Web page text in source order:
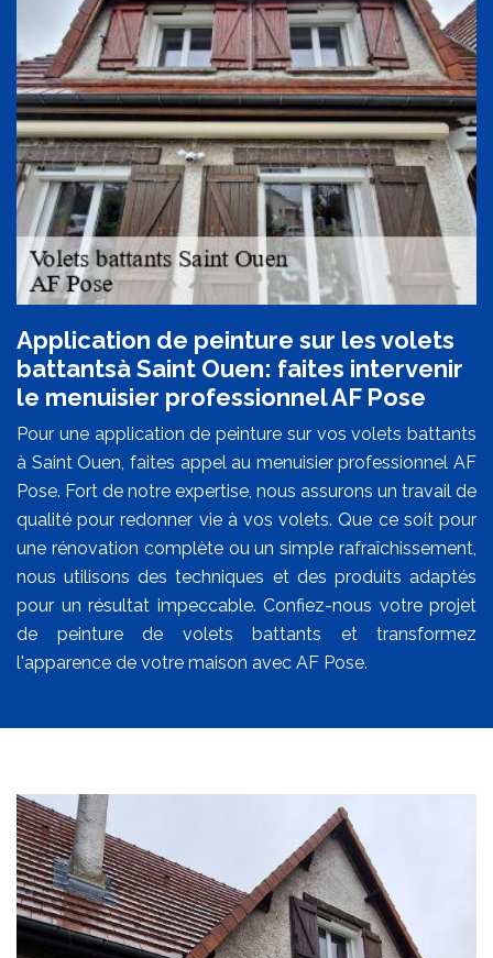
Application de peinture sur les volets
battantsà Saint Ouen: faites intervenir
le menuisier professionnel AF Pose
Pour une application de peinture sur vos volets battants
à Saint Ouen, faites appel au menuisier professionnel AF
Pose. Fort de notre expertise, nous assurons un travail de
qualité pour redonner vie à vos volets. Que ce soit pour
une rénovation complète ou un simple rafraîchissement,
nous utilisons des techniques et des produits adaptés
pour un résultat impeccable. Confiez-nous votre projet
de peinture de volets battants et transformez
l'apparence de votre maison avec AF Pose.